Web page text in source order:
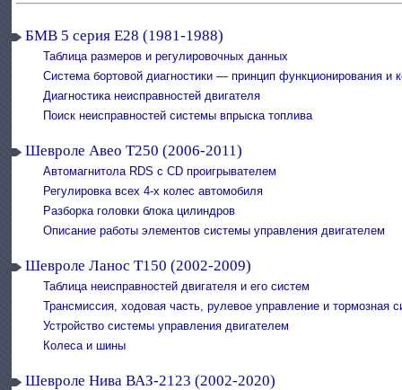
БМВ 5 серия Е28 (1981-1988)
Таблица размеров и регулировочных данных
Система бортовой диагностики — принцип функционирования и
Диагностика неисправностей двигателя
Поиск неисправностей системы впрыска топлива
Шевроле Авео Т250 (2006-2011)
Автомагнитола RDS с CD проигрывателем
Регулировка всех 4-х колес автомобиля
Разборка головки блока цилиндров
Описание работы элементов системы управления двигателем
Шевроле Ланос Т150 (2002-2009)
Таблица неисправностей двигателя и его систем
Трансмиссия, ходовая часть, рулевое управление и тормозная
Устройство системы управления двигателем
Колеса и шины
Шевроле Нива ВАЗ-2123 (2002-2020)